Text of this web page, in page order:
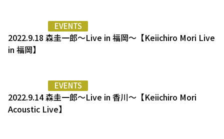
EVENTS
2022.9.18 森圭一郎～Live in 福岡～【Keiichiro Mori Live
in 福岡】
EVENTS
2022.9.14 森圭一郎～Live in 香川～【Keiichiro Mori
Acoustic Live】